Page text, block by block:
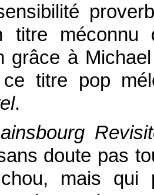
titre méconnu
grâce à
titre pop
.
doute pas
mais qui